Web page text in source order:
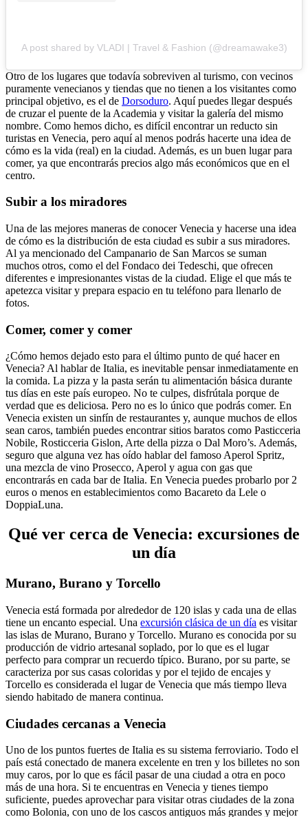
A post shared by VLADI | Travel & Fashion (@dreamawake3)
Otro de los lugares que todavía sobreviven al turismo, con vecinos
puramente venecianos y tiendas que no tienen a los visitantes como
principal objetivo, es el de Dorsoduro. Aquí puedes llegar después
de cruzar el puente de la Academia y visitar la galería del mismo
nombre. Como hemos dicho, es difícil encontrar un reducto sin
turistas en Venecia, pero aquí al menos podrás hacerte una idea de
cómo es la vida (real) en la ciudad. Además, es un buen lugar para
comer, ya que encontrarás precios algo más económicos que en el
centro.
Subir a los miradores
Una de las mejores maneras de conocer Venecia y hacerse una idea
de cómo es la distribución de esta ciudad es subir a sus miradores.
Al ya mencionado del Campanario de San Marcos se suman
muchos otros, como el del Fondaco dei Tedeschi, que ofrecen
diferentes e impresionantes vistas de la ciudad. Elige el que más te
apetezca visitar y prepara espacio en tu teléfono para llenarlo de
fotos.
Comer, comer y comer
¿Cómo hemos dejado esto para el último punto de qué hacer en
Venecia? Al hablar de Italia, es inevitable pensar inmediatamente en
la comida. La pizza y la pasta serán tu alimentación básica durante
tus días en este país europeo. No te culpes, disfrútala porque de
verdad que es deliciosa. Pero no es lo único que podrás comer. En
Venecia existen un sinfín de restaurantes y, aunque muchos de ellos
sean caros, también puedes encontrar sitios baratos como Pasticceria
Nobile, Rosticceria Gislon, Arte della pizza o Dal Moro’s. Además,
seguro que alguna vez has oído hablar del famoso Aperol Spritz,
una mezcla de vino Prosecco, Aperol y agua con gas que
encontrarás en cada bar de Italia. En Venecia puedes probarlo por 2
euros o menos en establecimientos como Bacareto da Lele o
DoppiaLuna.
Qué ver cerca de Venecia: excursiones de
un día
Murano, Burano y Torcello
Venecia está formada por alrededor de 120 islas y cada una de ellas
tiene un encanto especial. Una excursión clásica de un día es visitar
las islas de Murano, Burano y Torcello. Murano es conocida por su
producción de vidrio artesanal soplado, por lo que es el lugar
perfecto para comprar un recuerdo típico. Burano, por su parte, se
caracteriza por sus casas coloridas y por el tejido de encajes y
Torcello es considerada el lugar de Venecia que más tiempo lleva
siendo habitado de manera continua.
Ciudades cercanas a Venecia
Uno de los puntos fuertes de Italia es su sistema ferroviario. Todo el
país está conectado de manera excelente en tren y los billetes no son
muy caros, por lo que es fácil pasar de una ciudad a otra en poco
más de una hora. Si te encuentras en Venecia y tienes tiempo
suficiente, puedes aprovechar para visitar otras ciudades de la zona
como Bolonia, con uno de los cascos antiguos más grandes y mejor